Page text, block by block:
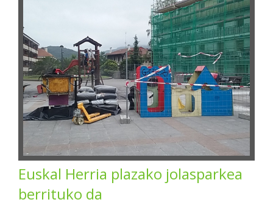
Euskal Herria plazako jolasparkea
berrituko da